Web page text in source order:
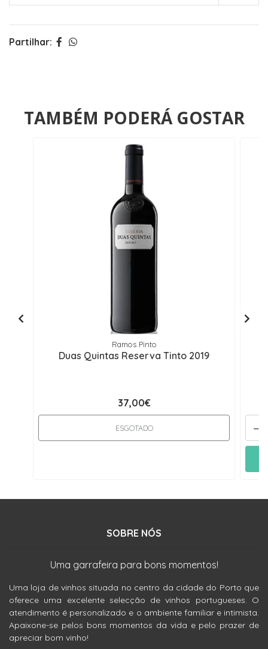
Partilhar:
TAMBÉM PODERÁ GOSTAR
Ramos Pinto
Duas Quintas Reserva Tinto 2019
37,00€
ESGOTADO -
SOBRE NÓS
Uma garrafeira para bons momentos!
Uma loja de vinhos situada no centro da cidade do Porto que
oferece uma excelente selecção de vinhos portugueses. O
atendimento é personalizado e o ambiente familiar e intimista.
Apaixone-se pelos bons momentos da vida e pelo prazer de
apreciar bom vinho!